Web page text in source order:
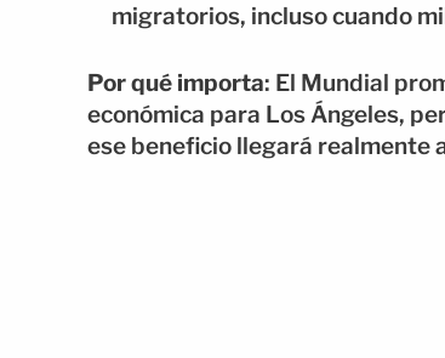
migratorios, incluso cuando
Por qué importa: El Mundial
económica para Los Ángeles,
ese beneficio llegará realmente